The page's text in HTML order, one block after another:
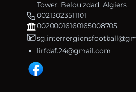
Tower, Belouizdad, Algiers
00213023511101
00200016160165008705
lirfdaf.24@gmail.com